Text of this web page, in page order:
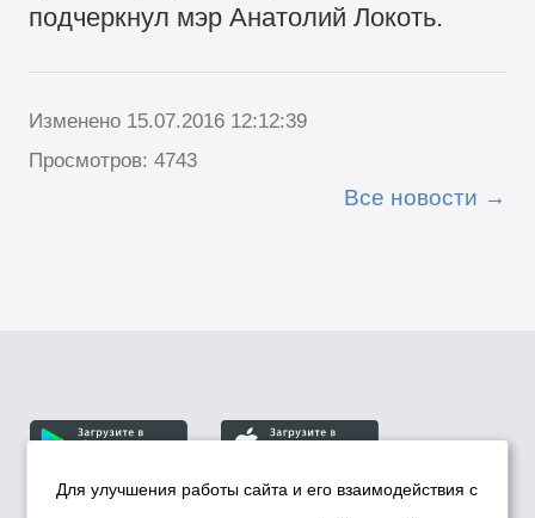
подчеркнул мэр Анатолий Локоть.
Изменено 15.07.2016 12:12:39
Просмотров: 4743
Все новости
Для улучшения работы сайта и его взаимодействия с